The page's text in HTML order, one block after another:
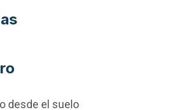
desde el suelo